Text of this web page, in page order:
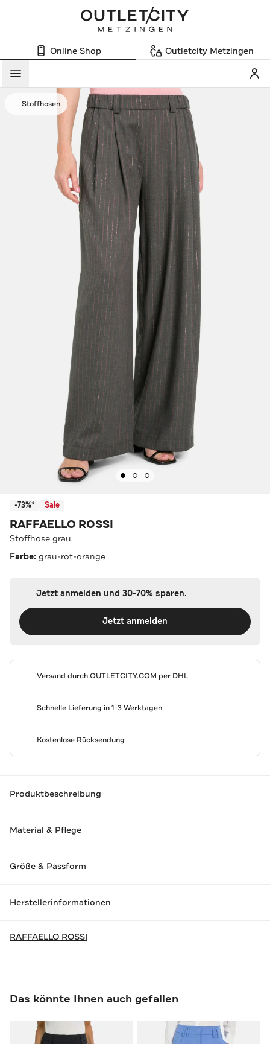
Online Shop Outletcity Metzingen
Menü
Stoffhosen
-73%* Sale
RAFFAELLO ROSSI
Stoffhose grau
Farbe: grau-rot-orange
Jetzt anmelden und 30-70% sparen.
Jetzt anmelden
Versand durchOUTLETCITY.COM per DHL
Schnelle Lieferung in 1-3 Werktagen
Kostenlose Rücksendung
Produktbeschreibung
Material & Pflege
Größe & Passform
Herstellerinformationen
RAFFAELLO ROSSI
Das könnte Ihnen auch gefallen